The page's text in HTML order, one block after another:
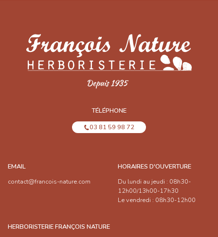
TÉLÉPHONE
03 81 59 98 72
EMAIL
contact@francois-nature.com
HORAIRES D'OUVERTURE
Du lundi au jeudi : 08h30-
12h00/13h00-17h30
Le vendredi : 08h30-12h00
HERBORISTERIE FRANÇOIS NATURE